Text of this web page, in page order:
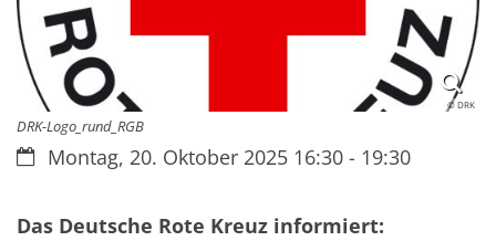
© DRK
DRK-Logo_rund_RGB
Datum:Montag, 20. Oktober 2025 16:30 - 19:30
Das Deutsche Rote Kreuz informiert: